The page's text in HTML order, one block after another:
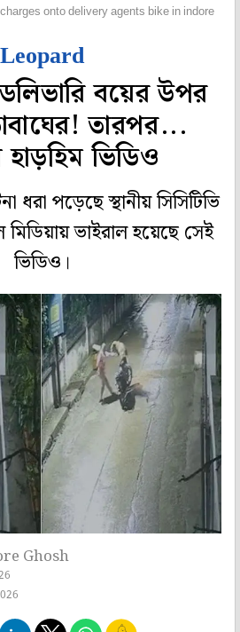
onto delivery agents bike in indore
Leopard
বয়ের উপর
তারপর...
ভিডিও
ধরা পড়েছে স্থানীয় সিসিটিভি
ভাইরাল হয়েছে সেই
ভিডিও।
Ghosh